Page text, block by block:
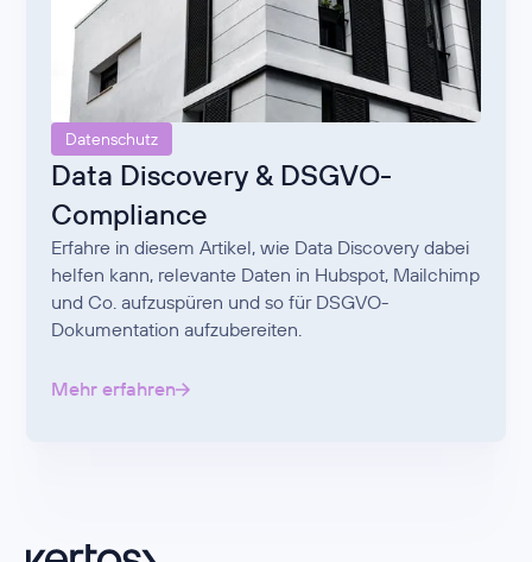
Datenschutz
Data Discovery & DSGVO-
Compliance
Erfahre in diesem Artikel, wie Data Discovery dabei
helfen kann, relevante Daten in Hubspot, Mailchimp
und Co. aufzuspüren und so für DSGVO-
Dokumentation aufzubereiten.
Mehr erfahren